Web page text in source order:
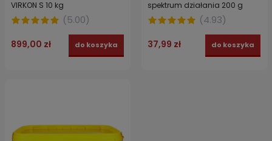
VIRKON S 10 kg
(5.00)
899,00 zł do koszyka
spektrum działania 200 g
(4.93)
37,99 zł do koszyka